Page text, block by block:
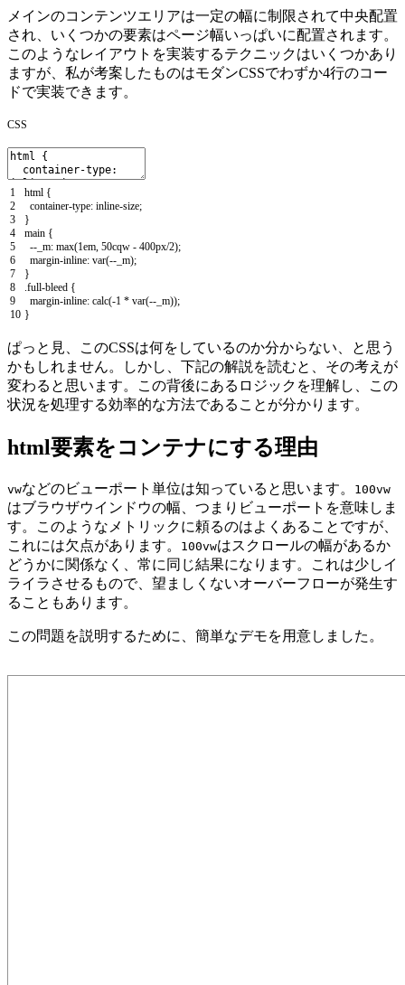
メインのコンテンツエリアは一定の幅に制限されて中央配置
され、いくつかの要素はページ幅いっぱいに配置されます。
このようなレイアウトを実装するテクニックはいくつかあり
ますが、私が考案したものはモダンCSSでわずか4行のコー
ドで実装できます。
CSS
1
2
3
4
5
6
7
8
9
10
html {
container-type: inline-size;
}
main {
-- _m: max(1em, 50cqw - 400px/2);
margin-inline: var(-- _m);
}
.full-bleed {
margin-inline: calc(-1 * var(-- _m));
}
ぱっと見、このCSSは何をしているのか分からない、と思う
かもしれません。しかし、下記の解説を読むと、その考えが
変わると思います。この背後にあるロジックを理解し、この
状況を処理する効率的な方法であることが分かります。
html要素をコンテナにする理由
vwなどのビューポート単位は知っていると思います。 100vw
はブラウザウインドウの幅、つまりビューポートを意味しま
す。このようなメトリックに頼るのはよくあることですが、
これには欠点があります。
100vwはスクロールの幅があるか
どうかに関係なく、常に同じ結果になります。これは少しイ
ライラさせるもので、望ましくないオーバーフローが発生す
ることもあります。
この問題を説明するために、簡単なデモを用意しました。